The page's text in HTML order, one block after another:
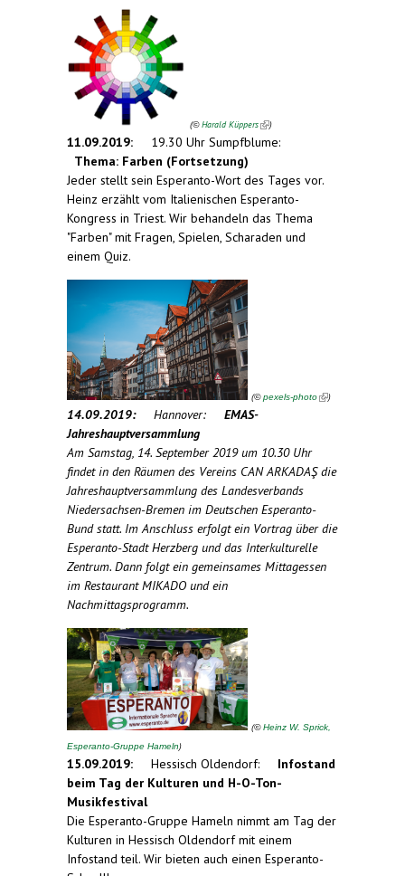
(©Harald Küppers )
11.09.2019: 19.30 Uhr Sumpfblume:
Thema: Farben (Fortsetzung)
Jeder stellt sein Esperanto-Wort des Tages vor.
Heinz erzählt vom Italienischen Esperanto-
Kongress in Triest. Wir behandeln das Thema
"Farben" mit Fragen, Spielen, Scharaden und
einem Quiz.
(©pexels-photo )
14.09.2019:Hannover: EMAS-
Jahreshauptversammlung
Am Samstag, 14. September 2019 um 10.30 Uhr
findet in den Räumen des Vereins CAN ARKADAŞ die
Jahreshauptversammlung des Landesverbands
Niedersachsen-Bremen im Deutschen Esperanto-
Bund statt. Im Anschluss erfolgt ein Vortrag über die
Esperanto-Stadt Herzberg und das Interkulturelle
Zentrum. Dann folgt ein gemeinsames Mittagessen
im Restaurant MIKADO und ein
Nachmittagsprogramm.
(©Heinz W. Sprick,
Esperanto-Gruppe Hameln)
15.09.2019: Hessisch Oldendorf: Infostand
beim Tag der Kulturen und H-O-Ton-
Musikfestival
Die Esperanto-Gruppe Hameln nimmt am Tag der
Kulturen in Hessisch Oldendorf mit einem
Infostand teil. Wir bieten auch einen Esperanto-